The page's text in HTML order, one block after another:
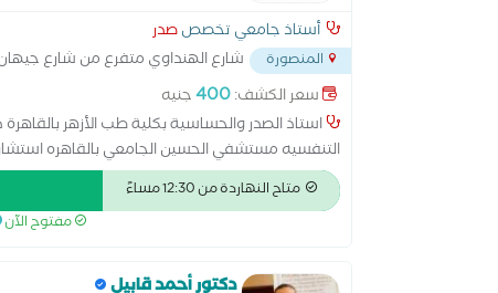
أستاذ جامعي تخصصصدر
المنصورة شارع الهنداوي متفرع من شارع
سعر الكشف:400جنيه
استاذ الصدر والحساسية بكلية طب الأزهر بالقاهرة
التنفسيه مستشفي الحسين الجامعي بالقاهره
الرياض السعودية من
والمناعة الاكلينيكيه
متاح النهاردة من 12:30 مساءً
مفتوح الآن